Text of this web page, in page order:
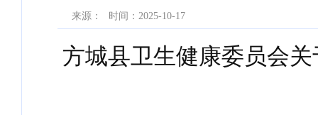
来源： 时间：2025-10-17
方城县卫生健康委员会